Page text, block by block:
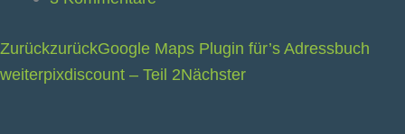
ZurückzurückGoogle Maps Plugin für’s Adressbuch
weiterpixdiscount – Teil 2Nächster